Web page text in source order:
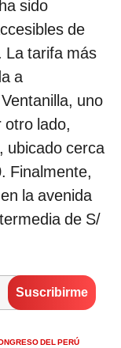
sido
de
La tarifa más
a
uno
otro lado,
ubicado cerca
Finalmente,
la avenida
de S/
DEL PERÚ